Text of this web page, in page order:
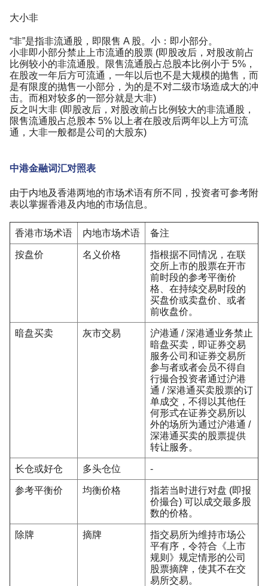
大小非
“非”是指非流通股，即限售 A 股。小：即小部分。
小非即小部分禁止上市流通的股票 (即股改后，对股改前占
比例较小的非流通股。限售流通股占总股本比例小于 5%，
在股改一年后方可流通，一年以后也不是大规模的抛售，而
是有限度的抛售一小部分，为的是不对二级市场造成大的冲
击。而相对较多的一部分就是大非)
反之叫大非 (即股改后，对股改前占比例较大的非流通股，
限售流通股占总股本 5% 以上者在股改后两年以上方可流
通，大非一般都是公司的大股东)
中港金融词汇对照表
由于内地及香港两地的市场术语有所不同，投资者可参考附
表以掌握香港及内地的市场信息。
香港市场术语 内地市场术语 备注
按盘价 名义价格
指根据不同情况，在联
交所上市的股票在开市
前时段的参考平衡价
格、在持续交易时段的
买盘价或卖盘价、或者
前收盘价。
暗盘买卖 灰市交易
沪港通 / 深港通业务禁止
暗盘买卖，即证券交易
服务公司和证券交易所
参与者或者会员不得自
行撮合投资者通过沪港
通 / 深港通买卖股票的订
单成交，不得以其他任
何形式在证券交易所以
外的场所为通过沪港通 /
深港通买卖的股票提供
转让服务。
长仓或好仓 多头仓位 -
参考平衡价 均衡价格
指若当时进行对盘 (即报
价撮合) 可以成交最多股
数的价格。
除牌 摘牌
指交易所为维持市场公
平有序，令符合《上市
规则》规定情形的公司
股票摘牌，使其不在交
易所交易。